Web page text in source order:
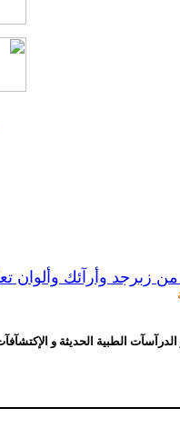
زبرجد وأرآئك وألوان
الطبية الحديثة و